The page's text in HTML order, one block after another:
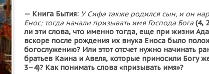
— Книга Бытия: У Сифа также родился сын, и он
Енос; тогда начали призывать имя Господа Бога(4,
ли эти слова, что именно тогда, еще при жизни
вскоре после рождения их внука Еноса было
богослужению? Или этот отсчет нужно начинать
братьев Каина и Авеля, которые приносили Богу
3–4)? Как понимать слова «призывать имя»?